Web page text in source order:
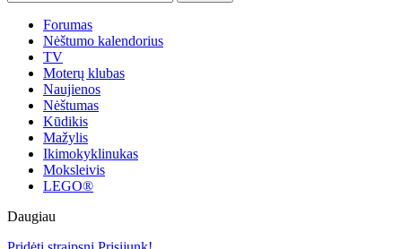
Forumas
Nėštumo kalendorius
TV
Moterų klubas
Naujienos
Nėštumas
Kūdikis
Mažylis
Ikimokyklinukas
Moksleivis
LEGO®
Daugiau